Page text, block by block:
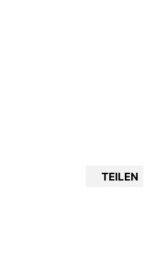
TEILEN